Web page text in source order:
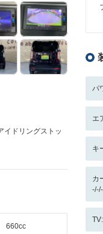
ドリングストッ
660cc
パ
エ
キ
カ